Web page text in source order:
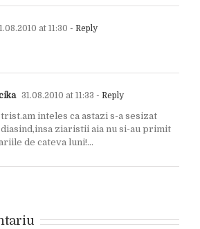
at 11:30 - Reply
31.08.2010 at 11:33 - Reply
trist.am inteles ca astazi s-a sesizat
ziaristii aia nu si-au primit
de cateva luni!…